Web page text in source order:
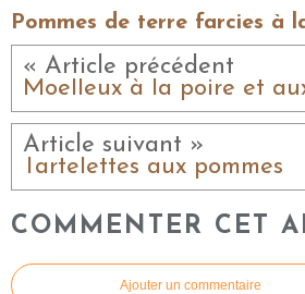
Pommes de terre farcies à
« Article précédent
Moelleux à la poire et
Article suivant »
Tartelettes aux pommes
COMMENTER CET
Ajouter un commentaire